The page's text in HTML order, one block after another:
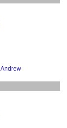
Andrew